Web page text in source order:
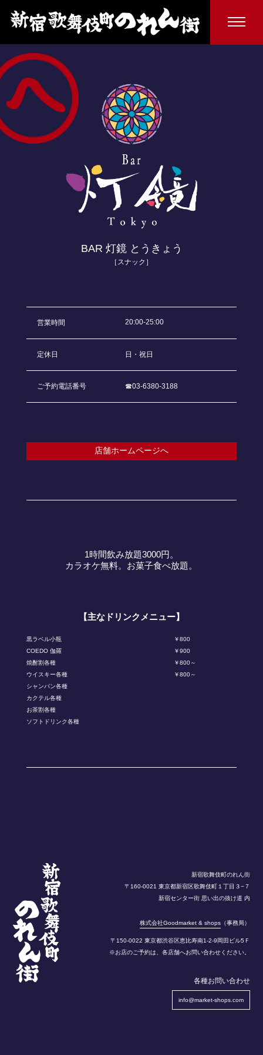
BAR 灯鏡 とうきょう
［スナック］
営業時間 20:00-25:00
定休日 日・祝日
ご予約電話番号 ☎︎03-6380-3188
店舗ホームページへ
1時間飲み放題3000円。
カラオケ無料。お菓子食べ放題。
【主なドリンクメニュー】
黒ラベル小瓶
COEDO 伽羅
焼酎割各種
ウイスキー各種
シャンパン各種
カクテル各種
お茶割各種
ソフトドリンク各種
￥800
￥900
￥800～
￥800～
新宿歌舞伎町のれん街
〒160-0021 東京都新宿区歌舞伎町１丁目３−７
新宿センター街 思い出の抜け道 内
株式会社Goodmarket & shops（事務局）
〒150-0022 東京都渋谷区恵比寿南1-2-9岡田ビル5Ｆ
※お店のご予約は、各店舗へお問い合わせください。
各種お問い合わせ
info@market-shops.com